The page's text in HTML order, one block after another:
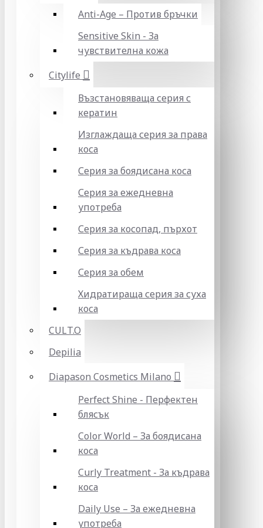
Anti-Age – Против бръчки
Sensitive Skin - За
чувствителна кожа
Citylife
Възстановяваща серия с
кератин
Изглаждаща серия за права
коса
Серия за боядисана коса
Серия за ежедневна
употреба
Серия за косопад, пърхот
Серия за къдрава коса
Серия за обем
Хидратираща серия за суха
коса
CULT.O
Depilia
Diapason Cosmetics Milano
Perfect Shine - Перфектен
блясък
Color World – За боядисана
коса
Curly Treatment - За къдрава
коса
Daily Use – За ежедневна
употреба